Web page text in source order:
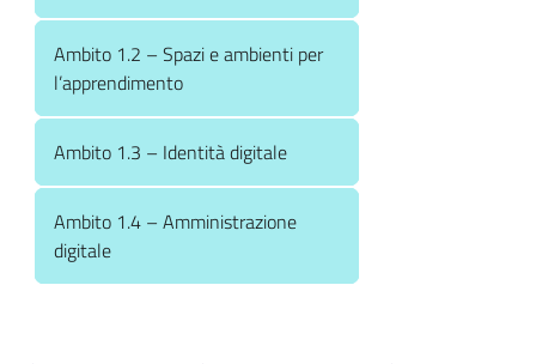
Ambito 1.2 – Spazi e ambienti per
l’apprendimento
Ambito 1.3 – Identità digitale
Ambito 1.4 – Amministrazione
digitale